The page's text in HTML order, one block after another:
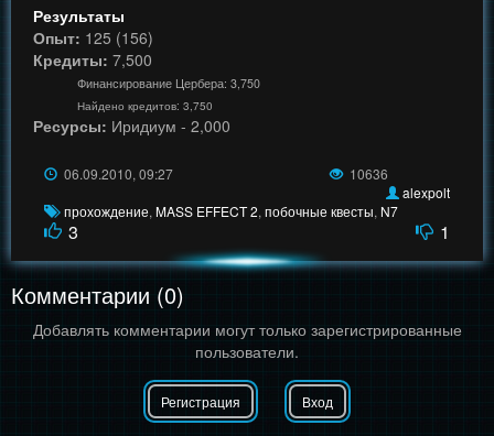
Результаты
Опыт: 125 (156)
Кредиты: 7,500
Финансирование Цербера: 3,750
Найдено кредитов: 3,750
Ресурсы: Иридиум - 2,000
06.09.2010, 09:27
10636
alexpolt
прохождение, MASS EFFECT 2, побочные квесты, N7
3 1
Комментарии (0)
Добавлять комментарии могут только зарегистрированные
пользователи.
Регистрация Вход